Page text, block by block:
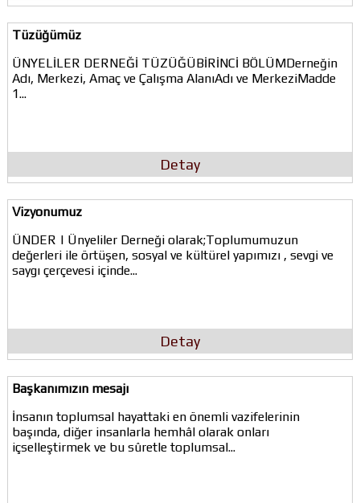
Tüzüğümüz
ÜNYELİLER DERNEĞİ TÜZÜĞÜBİRİNCİ BÖLÜMDerneğin
Adı, Merkezi, Amaç ve Çalışma AlanıAdı ve MerkeziMadde
1...
Detay
Vizyonumuz
ÜNDER | Ünyeliler Derneği olarak;Toplumumuzun
değerleri ile örtüşen, sosyal ve kültürel yapımızı , sevgi ve
saygı çerçevesi içinde...
Detay
Başkanımızın mesajı
İnsanın toplumsal hayattaki en önemli vazifelerinin
başında, diğer insanlarla hemhâl olarak onları
içselleştirmek ve bu sûretle toplumsal...